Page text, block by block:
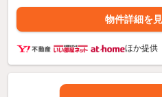
物件詳細を
ほか提供